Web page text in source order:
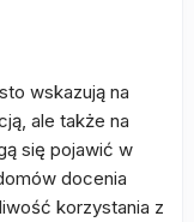
wskazują na
ale także na
się pojawić w
docenia
korzystania z